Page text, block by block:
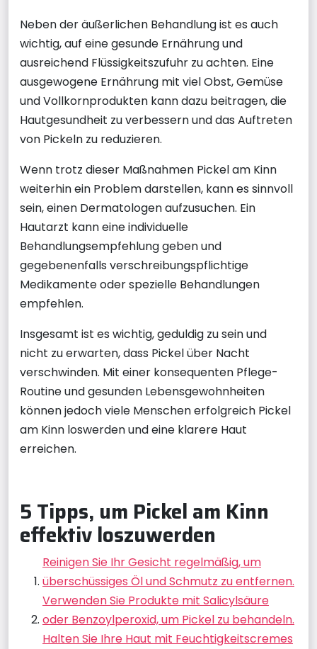
Neben der äußerlichen Behandlung ist es auch
wichtig, auf eine gesunde Ernährung und
ausreichend Flüssigkeitszufuhr zu achten. Eine
ausgewogene Ernährung mit viel Obst, Gemüse
und Vollkornprodukten kann dazu beitragen, die
Hautgesundheit zu verbessern und das Auftreten
von Pickeln zu reduzieren.
Wenn trotz dieser Maßnahmen Pickel am Kinn
weiterhin ein Problem darstellen, kann es sinnvoll
sein, einen Dermatologen aufzusuchen. Ein
Hautarzt kann eine individuelle
Behandlungsempfehlung geben und
gegebenenfalls verschreibungspflichtige
Medikamente oder spezielle Behandlungen
empfehlen.
Insgesamt ist es wichtig, geduldig zu sein und
nicht zu erwarten, dass Pickel über Nacht
verschwinden. Mit einer konsequenten Pflege-
Routine und gesunden Lebensgewohnheiten
können jedoch viele Menschen erfolgreich Pickel
am Kinn loswerden und eine klarere Haut
erreichen.
5 Tipps, um Pickel am Kinn
effektiv loszuwerden
Reinigen Sie Ihr Gesicht regelmäßig, um
überschüssiges Öl und Schmutz zu entfernen.
Verwenden Sie Produkte mit Salicylsäure
oder Benzoylperoxid, um Pickel zu behandeln.
Halten Sie Ihre Haut mit Feuchtigkeitscremes